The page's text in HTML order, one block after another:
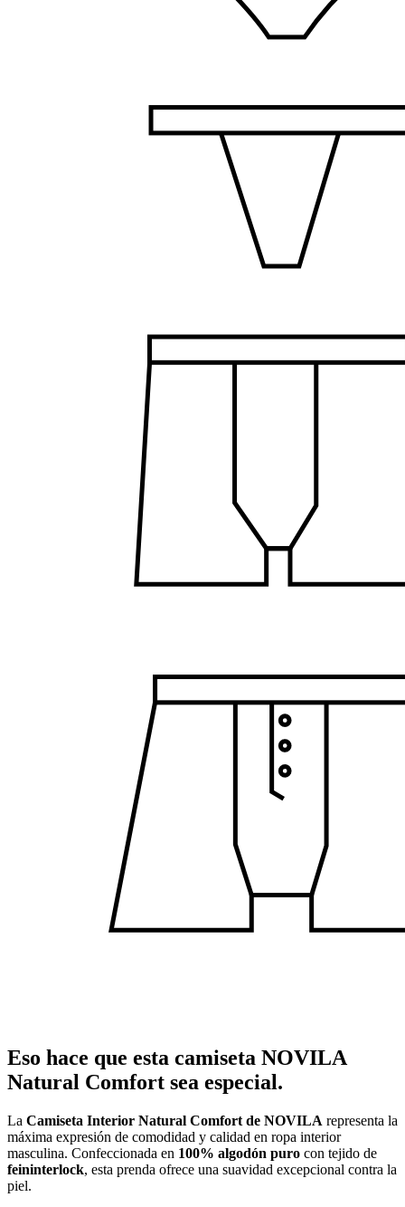
Eso hace que esta camiseta NOVILA
Natural Comfort sea especial.
La Camiseta Interior Natural Comfort de NOVILA representa la
máxima expresión de comodidad y calidad en ropa interior
masculina. Confeccionada en 100% algodón puro con tejido de
feininterlock, esta prenda ofrece una suavidad excepcional contra la
piel.